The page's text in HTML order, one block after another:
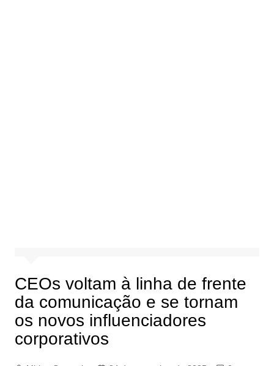
CEOs voltam à linha de frente
da comunicação e se tornam
os novos influenciadores
corporativos